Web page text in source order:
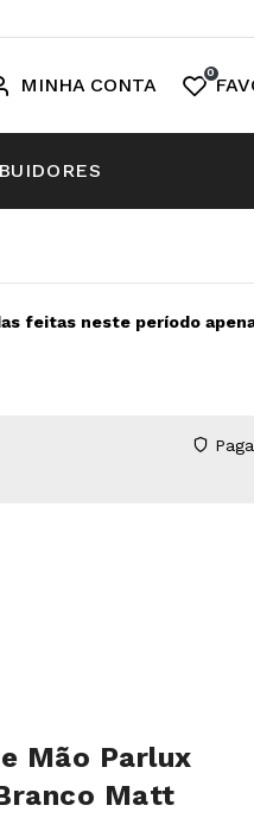
MINHA CONTA
0
feitas neste período
Mão Parlux
Matt